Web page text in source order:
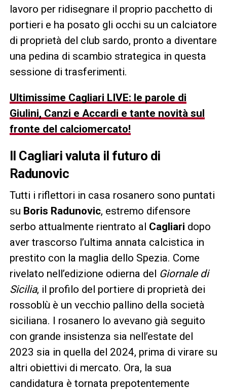
lavoro per ridisegnare il proprio pacchetto di
portieri e ha posato gli occhi su un calciatore
di proprietà del club sardo, pronto a diventare
una pedina di scambio strategica in questa
sessione di trasferimenti.
Ultimissime Cagliari LIVE: le parole di
Giulini, Canzi e Accardi e tante novità sul
fronte del calciomercato!
Il Cagliari valuta il futuro di
Radunovic
Tutti i riflettori in casa rosanero sono puntati
su Boris Radunovic, estremo difensore
serbo attualmente rientrato al Cagliari dopo
aver trascorso l’ultima annata calcistica in
prestito con la maglia dello Spezia. Come
rivelato nell’edizione odierna del Giornale di
Sicilia, il profilo del portiere di proprietà dei
rossoblù è un vecchio pallino della società
siciliana. I rosanero lo avevano già seguito
con grande insistenza sia nell’estate del
2023 sia in quella del 2024, prima di virare su
altri obiettivi di mercato. Ora, la sua
candidatura è tornata prepotentemente